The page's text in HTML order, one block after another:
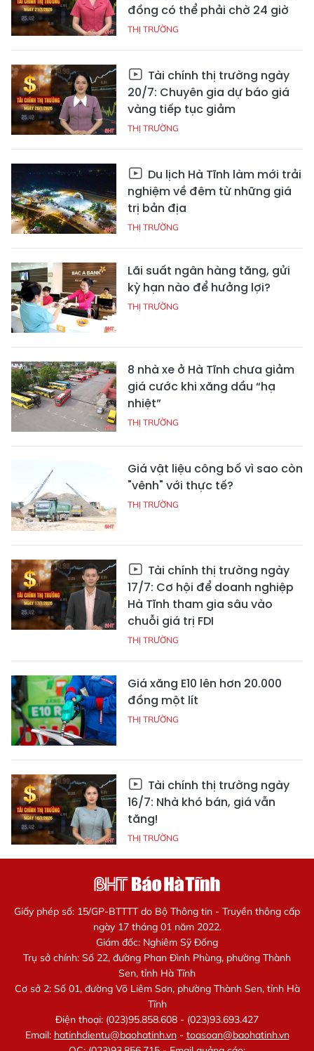
đồng có thể phải chờ 24 giờ
THỊ TRƯỜNG
Tài chính thị trường ngày
20/7: Chuyên gia dự báo giá
vàng tiếp tục giảm
THỊ TRƯỜNG
Du lịch Hà Tĩnh làm mới trải
nghiệm về đêm từ những giá
trị bản địa
THỊ TRƯỜNG
Lãi suất ngân hàng tăng, gửi
kỳ hạn nào để hưởng lợi?
THỊ TRƯỜNG
8 nhà xe ở Hà Tĩnh chưa giảm
giá cước khi xăng dầu “hạ
nhiệt”
THỊ TRƯỜNG
Giá vật liệu công bố vì sao còn
"vênh" với thực tế?
THỊ TRƯỜNG
Tài chính thị trường ngày
17/7: Cơ hội để doanh nghiệp
Hà Tĩnh tham gia sâu vào
chuỗi giá trị FDI
THỊ TRƯỜNG
Giá xăng E10 lên hơn 20.000
đồng một lít
THỊ TRƯỜNG
Tài chính thị trường ngày
16/7: Nhà khó bán, giá vẫn
tăng!
THỊ TRƯỜNG
Giấy phép số: 15/GP-BTTTT do Bộ Thông tin - Truyền thông cấp
ngày 17 tháng 01 năm 2022.
Giám đốc: Nghiêm Sỹ Đống
Trụ sở chính: Số 22, đường Phan Đình Phùng, phường Thành
Sen, tỉnh Hà Tĩnh
Cơ sở 2: Số 01, đường Võ Liêm Sơn, phường Thành Sen, tỉnh Hà
Tĩnh
Điện thoại: (023)95.858.608 - (023)93.693.427
Email: hatinhdientu@baohatinh.vn- toasoan@baohatinh.vn